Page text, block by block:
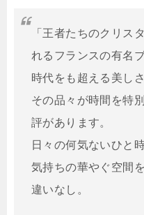
「王者たちのクリス
れるフランスの有名
時代をも超える美し
その品々が時間を特
評があります。
日々の何気ないひと時
気持ちの華やぐ空間
違いなし。